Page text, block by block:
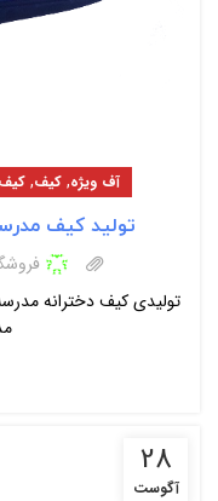
آف ویژه, کیف, کیف
تولید کیف
تولیدی کیف دخترانه
28
آگوست